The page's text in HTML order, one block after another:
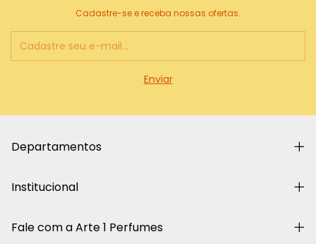
Cadastre-se e receba nossas ofertas.
Departamentos
Institucional
Fale com a Arte 1 Perfumes